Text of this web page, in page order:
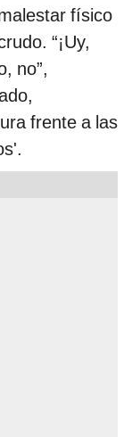
físico
“¡Uy,
no”,
frente a las